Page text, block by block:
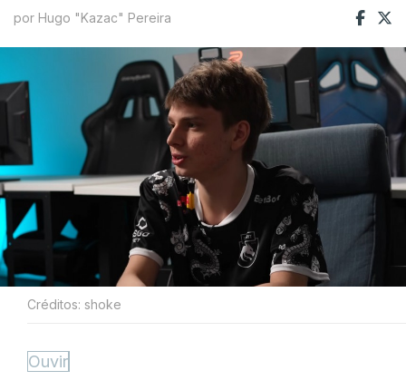
por Hugo "Kazac" Pereira
Créditos: shoke
Ouvir